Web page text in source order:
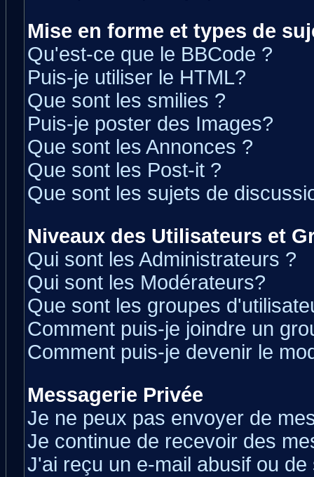
Mise en forme et types de
Qu'est-ce que le BBCode ?
Puis-je utiliser le HTML?
Que sont les smilies ?
Puis-je poster des Images?
Que sont les Annonces ?
Que sont les Post-it ?
Que sont les sujets de
Niveaux des Utilisateurs et
Qui sont les Administrateurs ?
Qui sont les Modérateurs?
Que sont les groupes
Comment puis-je joindre un
Comment puis-je devenir le
Messagerie Privée
Je ne peux pas envoyer de
Je continue de recevoir des
J'ai reçu un e-mail abusif ou